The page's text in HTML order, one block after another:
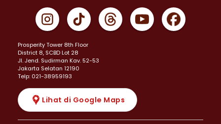
Prosperity Tower 8th Floor
District 8, SCBD Lot 28
JI. Jend. Sudirman Kav. 52-53
Jakarta Selatan 12190
Telp: 021-38959193
Lihat di Google Maps